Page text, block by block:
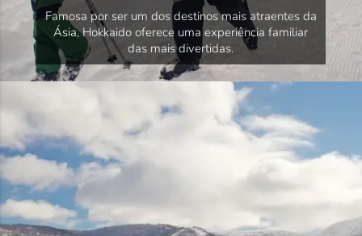
Famosa por ser um dos destinos mais atraentes da
Ásia, Hokkaido oferece uma experiência familiar
das mais divertidas.